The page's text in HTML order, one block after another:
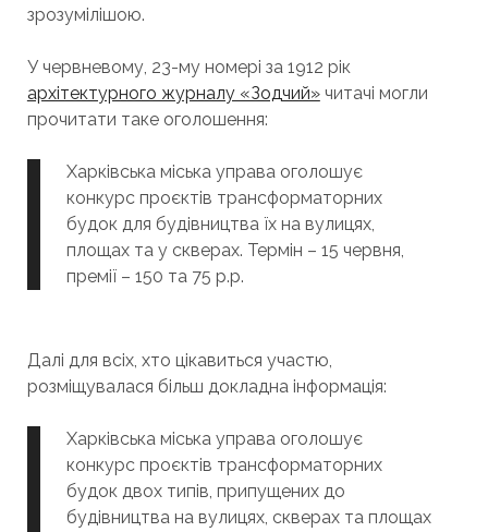
зрозумілішою.
У червневому, 23-му номері за 1912 рік
архітектурного журналу «Зодчий»читачі могли
прочитати таке оголошення:
Харківська міська управа оголошує
конкурс проєктів трансформаторних
будок для будівництва їх на вулицях,
площах та у скверах. Термін – 15 червня,
премії – 150 та 75 р.р.
Далі для всіх, хто цікавиться участю,
розміщувалася більш докладна інформація:
Харківська міська управа оголошує
конкурс проєктів трансформаторних
будок двох типів, припущених до
будівництва на вулицях, скверах та площах